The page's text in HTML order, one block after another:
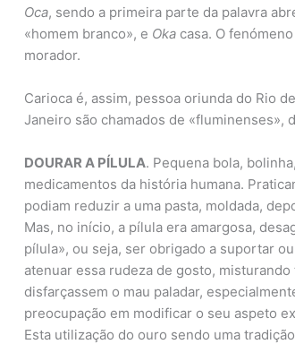
Oca, sendo a primeira parte da palavra
«homem branco», e Oka casa. O
morador.
Carioca é, assim, pessoa oriunda do Rio
Janeiro são chamados de «fluminenses»,
DOURAR A PÍLULA. Pequena bola,
medicamentos da história humana.
podiam reduzir a uma pasta, moldada,
Mas, no início, a pílula era amargosa,
pílula», ou seja, ser obrigado a suportar
atenuar essa rudeza de gosto,
disfarçassem o mau paladar,
preocupação em modificar o seu aspeto
Esta utilização do ouro sendo uma